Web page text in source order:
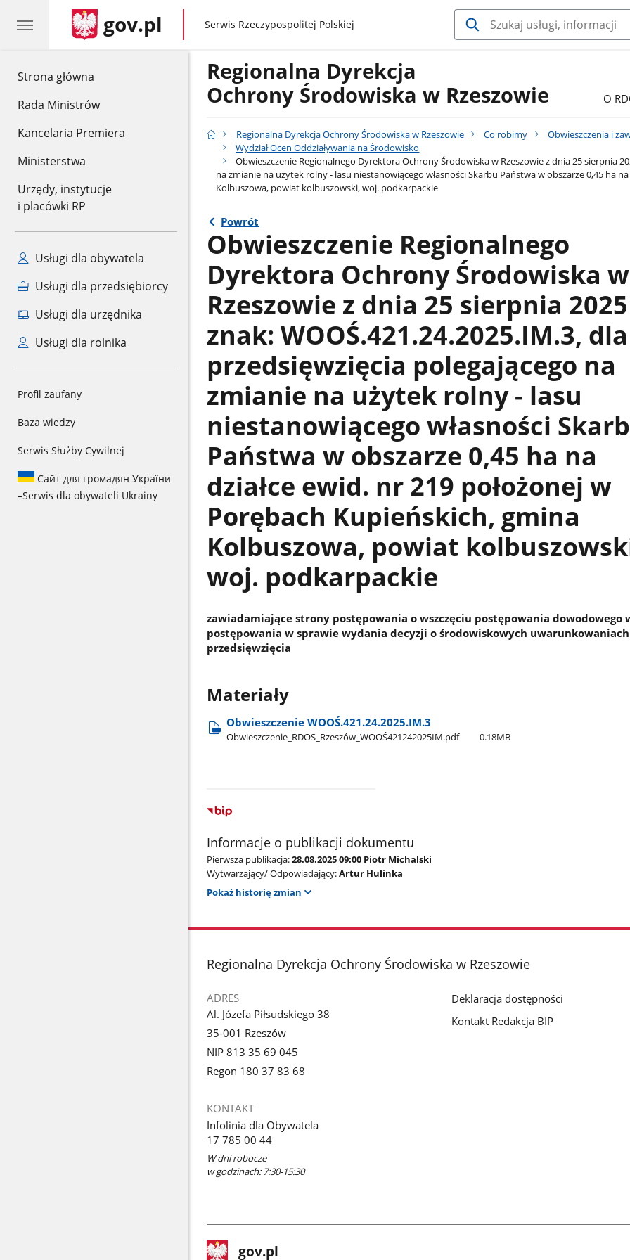
Strona główna
Rada Ministrów
Kancelaria Premiera
Ministerstwa
Urzędy, instytucje
i placówki RP
Usługi dla obywatela
Usługi dla przedsiębiorcy
Usługi dla urzędnika
Usługi dla rolnika
Profil zaufany
Baza wiedzy
Serwis Służby Cywilnej
Сайт для громадян України
–Serwis dla obywateli Ukrainy
gov.pl gov.pl
Serwis Rzeczypospolitej Polskiej
Regionalna Dyrekcja
Ochrony Środowiska w Rzeszowie
O
Regionalna Dyrekcja Ochrony Środowiska w Rzeszowie Co robimy Obwieszczenia i
Wydział Ocen Oddziaływania na Środowisko
Obwieszczenie Regionalnego Dyrektora Ochrony Środowiska w Rzeszowie z dnia 25 sierpnia
na zmianie na użytek rolny - lasu niestanowiącego własności Skarbu Państwa w obszarze 0,45 ha
Kolbuszowa, powiat kolbuszowski, woj. podkarpackie
Powrót
Obwieszczenie Regionalnego
Dyrektora Ochrony Środowiska w
Rzeszowie z dnia 25 sierpnia
znak: WOOŚ.421.24.2025.IM.3, dla
przedsięwzięcia polegającego na
zmianie na użytek rolny - lasu
niestanowiącego własności
Państwa w obszarze 0,45 ha na
działce ewid. nr 219 położonej w
Porębach Kupieńskich, gmina
Kolbuszowa, powiat
woj. podkarpackie
zawiadamiające strony postępowania o wszczęciu postępowania dowodowego
postępowania w sprawie wydania decyzji o środowiskowych
przedsięwzięcia
Materiały
Obwieszczenie WOOŚ.421.24.2025.IM.3
Obwieszczenie​_RDOS​_Rzeszów​_WOOŚ421242025IM.pdf 0.18MB
Informacje o publikacji dokumentu
Pierwsza publikacja:28.08.2025 09:00 Piotr Michalski
Wytwarzający/ Odpowiadający:Artur Hulinka
Pokaż historię zmian
stopka
Regionalna Dyrekcja Ochrony Środowiska w Rzeszowie
ADRES
Al. Józefa Piłsudskiego 38
35-001 Rzeszów
NIP 813 35 69 045
Regon 180 37 83 68
KONTAKT
Infolinia dla Obywatela
17 785 00 44
W dni robocze
w godzinach: 7:30-15:30
Deklaracja dostępności
Kontakt Redakcja BIP
stopkaStrona
gov.pl